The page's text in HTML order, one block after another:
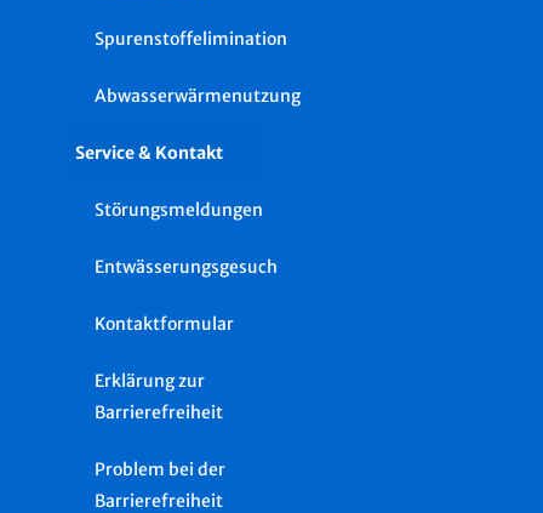
Spurenstoffelimination
Abwasserwärmenutzung
Service & Kontakt
Störungsmeldungen
Entwässerungsgesuch
Kontaktformular
Erklärung zur
Barrierefreiheit
Problem bei der
Barrierefreiheit